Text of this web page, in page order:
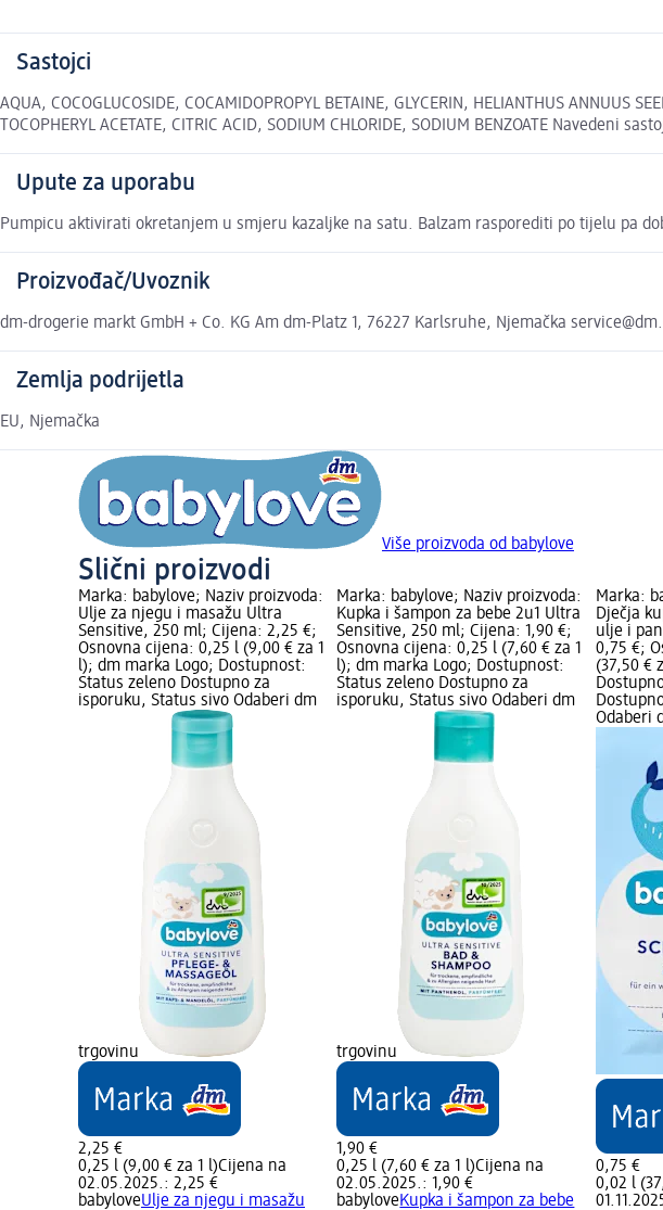
Sastojci
AQUA, COCOGLUCOSIDE, COCAMIDOPROPYL BETAINE, GLYCERIN, HELIANTHUS ANNUUS
TOCOPHERYL ACETATE, CITRIC ACID, SODIUM CHLORIDE, SODIUM BENZOATE
Upute za uporabu
Pumpicu aktivirati okretanjem u smjeru kazaljke na satu. Balzam rasporediti po tijelu pa
Proizvođač/Uvoznik
dm-drogerie markt GmbH + Co. KG Am dm-Platz 1, 76227 Karlsruhe, Njemačka
Zemlja podrijetla
EU, Njemačka
Više proizvoda od babylove
Slični proizvodi
Marka: babylove; Naziv proizvoda:
Ulje za njegu i masažu Ultra
Sensitive, 250 ml; Cijena: 2,25 €;
Osnovna cijena: 0,25 l (9,00 € za 1
l); dm marka Logo; Dostupnost:
Status zeleno Dostupno za
isporuku, Status sivo Odaberi dm
trgovinu
2,25 €
0,25 l (9,00 € za 1 l)Cijena na
02.05.2025.: 2,25 €
babyloveUlje za njegu i masažu
Marka: babylove; Naziv proizvoda:
Kupka i šampon za bebe 2u1 Ultra
Sensitive, 250 ml; Cijena: 1,90 €;
Osnovna cijena: 0,25 l (7,60 € za 1
l); dm marka Logo; Dostupnost:
Status zeleno Dostupno za
isporuku, Status sivo Odaberi dm
trgovinu
1,90 €
0,25 l (7,60 € za 1 l)Cijena na
02.05.2025.: 1,90 €
babyloveKupka i šampon za bebe
Marka:
Dječja
ulje i
0,75 €;
(37,50 €
Odaberi
0,75 €
0,02 l